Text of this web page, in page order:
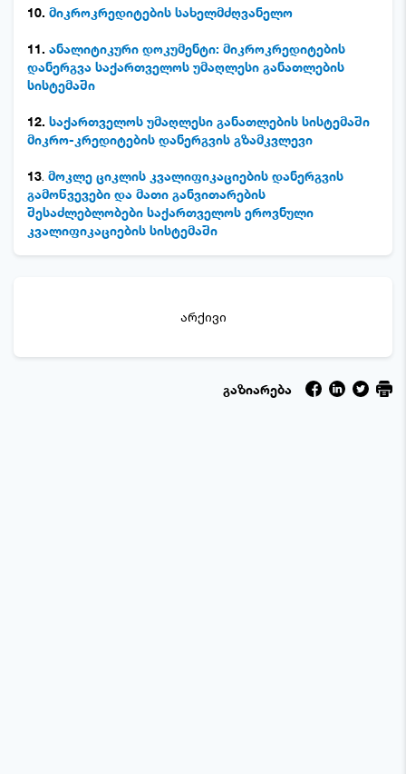
10. მიკროკრედიტების სახელმძღვანელო
11. ანალიტიკური დოკუმენტი: მიკროკრედიტების
დანერგვა საქართველოს უმაღლესი განათლების
სისტემაში
12. საქართველოს უმაღლესი განათლების სისტემაში
მიკრო-კრედიტების დანერგვის გზამკვლევი
13. მოკლე ციკლის კვალიფიკაციების დანერგვის
გამოწვევები და მათი განვითარების
შესაძლებლობები საქართველოს ეროვნული
კვალიფიკაციების სისტემაში
არქივი
გაზიარება